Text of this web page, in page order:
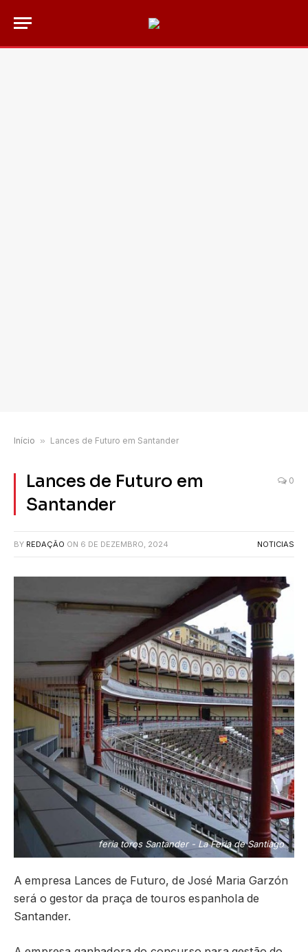
Início » Lances de Futuro em Santander
Lances de Futuro em
Santander
0
BY REDAÇÃO ON 6 DE DEZEMBRO, 2024 NOTICIAS
feria toros Santander - La Feria de Santiago
A empresa Lances de Futuro, de José Maria Garzón
será o gestor da praça de touros espanhola de
Santander.